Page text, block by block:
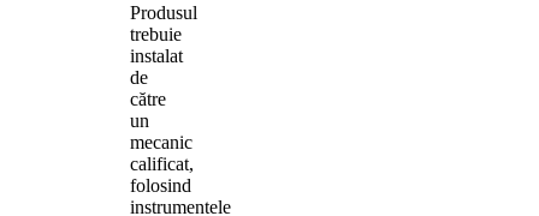
Produsul
trebuie
instalat
de
către
un
mecanic
calificat,
folosind
instrumentele